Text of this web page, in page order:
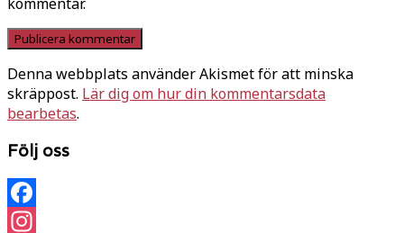
Denna webbplats använder Akismet för att minska
skräppost. Lär dig om hur din kommentarsdata
bearbetas.
Följ oss
Facebook